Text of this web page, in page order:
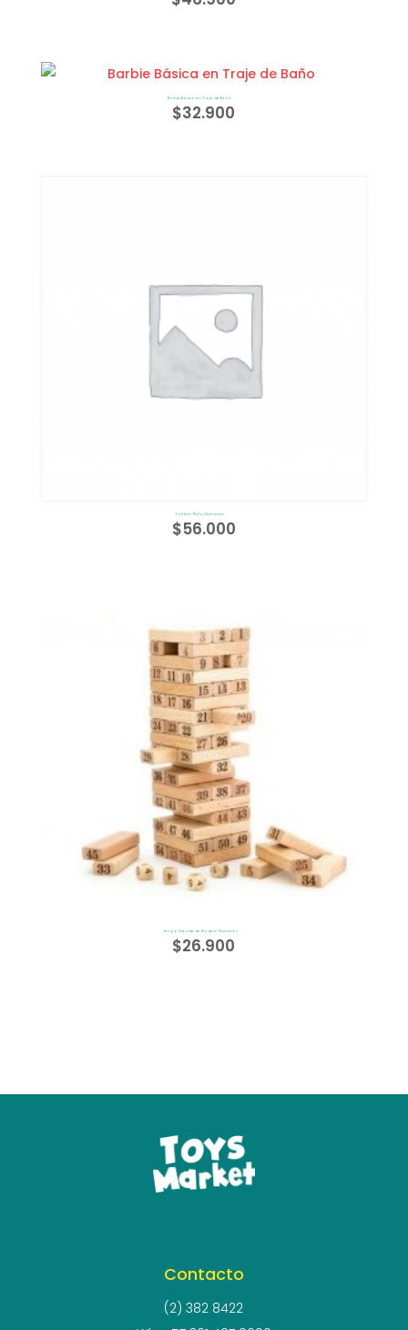
Barbie Básica en Traje de Baño
$32.900
Tablero Reloj Numerico
$56.000
Jenga Grande de Madera Números
$26.900
Contacto
(2) 382 8422